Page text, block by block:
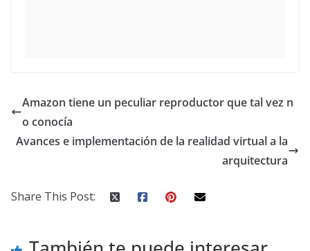
Amazon tiene un peculiar reproductor que tal vez n
o conocía
Avances e implementación de la realidad virtual a la
arquitectura
Share This Post: